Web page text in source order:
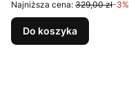
Najniższa cena: 329,00 zł-3%
Do koszyka